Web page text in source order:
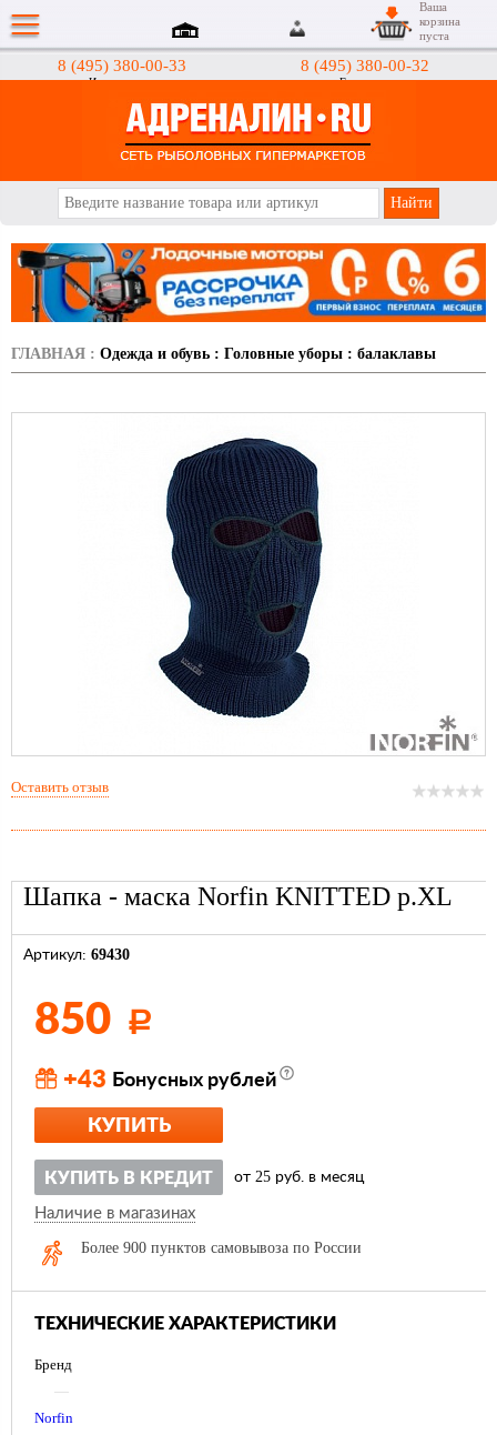
8 (495) 380-00-33
Интернет-магазин
8 (495) 380-00-32
Гипермаркеты
Ваша
корзина
пуста
ГЛАВНАЯ : Одежда и обувь : Головные уборы : балаклавы
Шапка - маска Norfin KNITTED р.XL
Артикул: 69430
850 Р
+43 Бонусных рублей
КУПИТЬ
КУПИТЬ В КРЕДИТ от 25 руб. в месяц
Наличие в магазинах
Более 900 пунктов самовывоза по России
ТЕХНИЧЕСКИЕ ХАРАКТЕРИСТИКИ
Бренд
—
Norfin
Оставить отзыв